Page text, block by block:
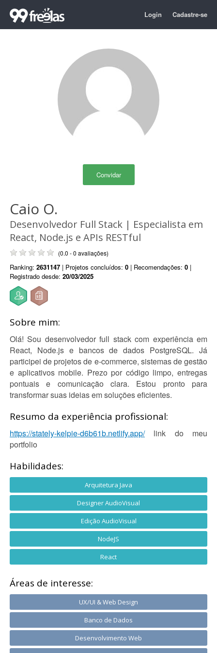
Login Cadastre-se
Convidar
Caio O.
Desenvolvedor Full Stack | Especialista em
React, Node.js e APIs RESTful
(0.0 - 0 avaliações)
Ranking: 2631147 | Projetos concluídos: 0 | Recomendações: 0 |
Registrado desde: 20/03/2025
Sobre mim:
Olá! Sou desenvolvedor full stack com experiência em
React, Node.js e bancos de dados PostgreSQL. Já
participei de projetos de e-commerce, sistemas de gestão
e aplicativos mobile. Prezo por código limpo, entregas
pontuais e comunicação clara. Estou pronto para
transformar suas ideias em soluções eficientes.
Resumo da experiência profissional:
https://stately-kelpie-d6b61b.netlify.app/link do meu
portfolio
Habilidades:
Arquitetura Java
Designer AudioVisual
Edição AudioVisual
NodeJS
React
Áreas de interesse:
UX/UI & Web Design
Banco de Dados
Desenvolvimento Web